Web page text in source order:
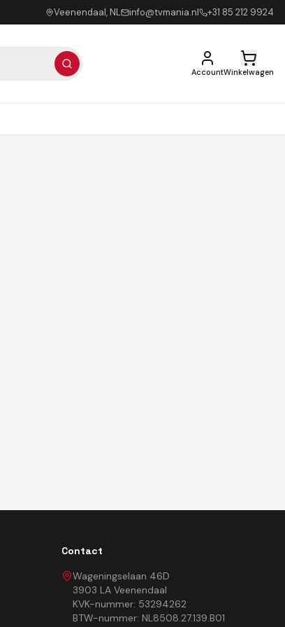
Veenendaal, NL info@tvmania.nl +31 85 212 9924
AccountWinkelwagen
Contact
Wageningselaan 46D
3903 LA Veenendaal
KVK-nummer: 53294262
BTW-nummer: NL8508.27.139.B01